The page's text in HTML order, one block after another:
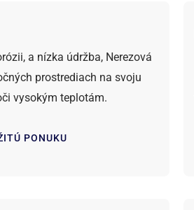
a nízka údržba, Nerezová
prostrediach na svoju
vysokým teplotám.
PONUKU